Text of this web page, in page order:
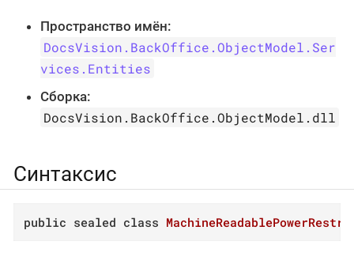
Пространство имён:
DocsVision.BackOffice.ObjectModel.Ser
vices.Entities
Сборка:
DocsVision.BackOffice.ObjectModel.dll
Синтаксис
public sealed class